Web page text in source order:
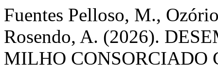
Fuentes Pelloso, M.,
Rosendo, A. (2026).
MILHO